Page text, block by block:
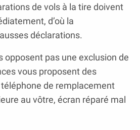
de vols à la tire doivent
d’où la
déclarations.
opposent pas une exclusion de
vous proposent des
de remplacement
au vôtre, écran réparé mal